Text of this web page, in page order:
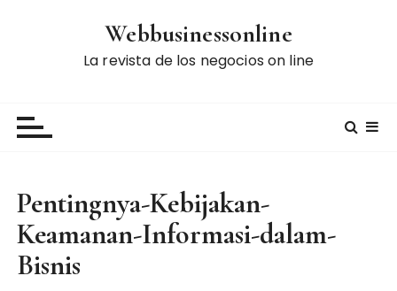
Webbusinessonline
La revista de los negocios on line
Pentingnya-Kebijakan-
Keamanan-Informasi-dalam-
Bisnis